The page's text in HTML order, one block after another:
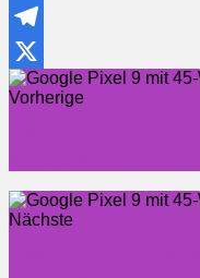
Snapchat
Telegram
X
Vorherige
Nächste